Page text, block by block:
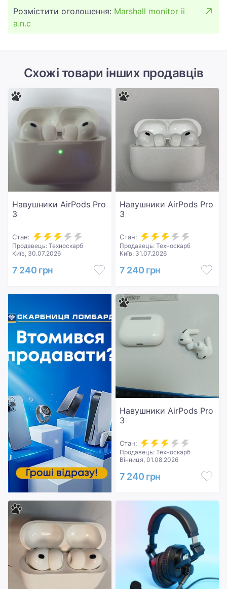
Розмістити оголошення: Marshall monitor ii
a.n.c
Схожі товари інших продавців
Навушники AirPods Pro
3
Стан:
Продавець: Техноскарб
Київ, 30.07.2026
7 240 грн
Навушники AirPods Pro
3
Стан:
Продавець: Техноскарб
Київ, 31.07.2026
7 240 грн
Навушники AirPods Pro
3
Стан:
Продавець: Техноскарб
Вінниця, 01.08.2026
7 240 грн